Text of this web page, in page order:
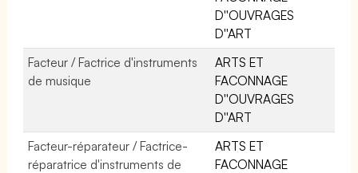
D''OUVRAGES
D''ART
Facteur / Factrice d'instruments
de musique
ARTS ET
FACONNAGE
D''OUVRAGES
D''ART
Facteur-réparateur / Factrice-
réparatrice d'instruments de
ARTS ET
FACONNAGE